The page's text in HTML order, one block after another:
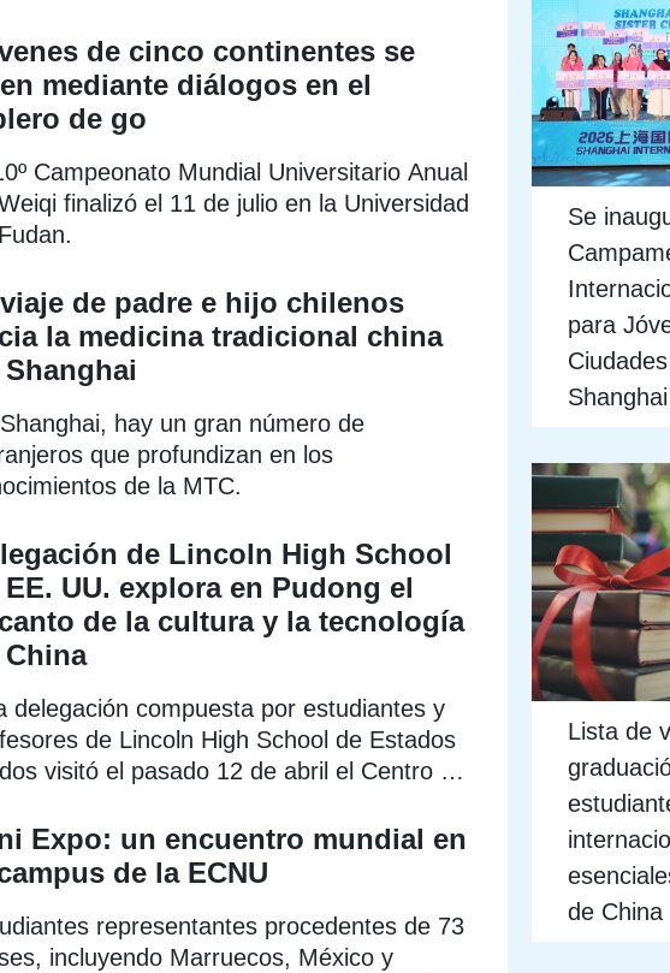
cultural y amistad.
de cinco continentes se
mediante diálogos en el
de go
Campeonato Mundial Universitario Anual
finalizó el 11 de julio en la Universidad
de padre e hijo chilenos
la medicina tradicional china
Shanghai
hay un gran número de
que profundizan en los
de la MTC.
de Lincoln High School
EE. UU. explora en Pudong el
de la cultura y la tecnología
China
delegación compuesta por estudiantes y
de Lincoln High School de Estados
visitó el pasado 12 de abril el Centro de
en Shanghai.
Expo: un encuentro mundial en
de la ECNU
representantes procedentes de 73
incluyendo Marruecos, México y
Se
para
Lista de
de China